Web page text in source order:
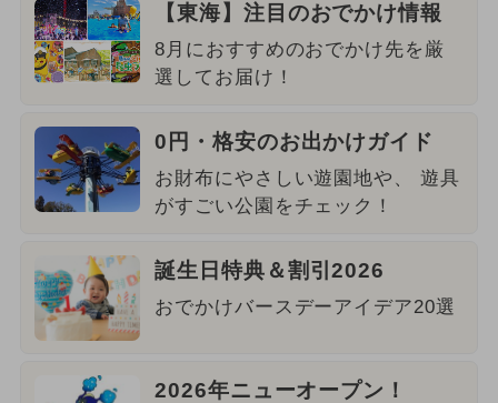
【東海】注目のおでかけ情報
8月におすすめのおでかけ先を厳
選してお届け！
0円・格安のお出かけガイド
お財布にやさしい遊園地や、 遊具
がすごい公園をチェック！
誕生日特典＆割引2026
おでかけバースデーアイデア20選
2026年ニューオープン！